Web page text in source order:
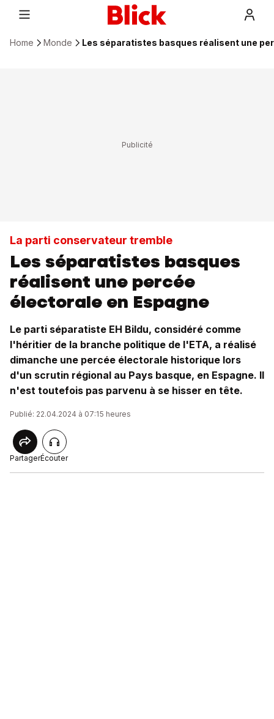
Home Monde Les séparatistes basques réalisent une
La parti conservateur tremble
Les séparatistes basques
réalisent une percée
électorale en Espagne
Le parti séparatiste EH Bildu, considéré comme
l'héritier de la branche politique de l'ETA, a réalisé
dimanche une percée électorale historique lors
d'un scrutin régional au Pays basque, en Espagne. Il
n'est toutefois pas parvenu à se hisser en tête.
Publié: 22.04.2024 à 07:15 heures
PartagerÉcouter